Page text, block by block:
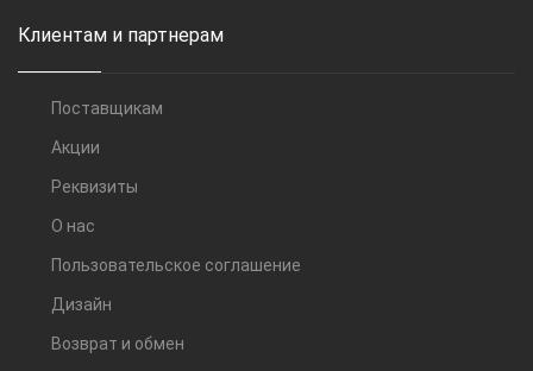
Клиентам и партнерам
Поставщикам
Акции
Реквизиты
О нас
Пользовательское соглашение
Дизайн
Возврат и обмен